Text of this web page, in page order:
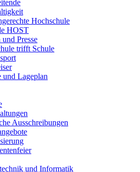
Hochschule
HOST
Presse
trifft Schule
und Lageplan
Ausschreibungen
und Informatik